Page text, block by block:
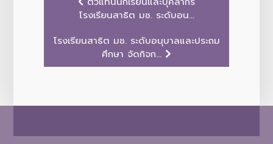
โรงเรียนสาธิต มช. ระดับอน...
โรงเรียนสาธิต มช. ระดับอนุบาลและประถม
ศึกษา จัดกิจก...